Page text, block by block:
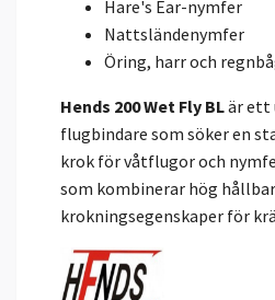
Hare's Ear-nymfer
Nattsländenymfer
Öring, harr och
Hends 200 Wet Fly BLär ett
flugbindare som söker en
krok för våtflugor och
som kombinerar hög
krokningsegenskaper för